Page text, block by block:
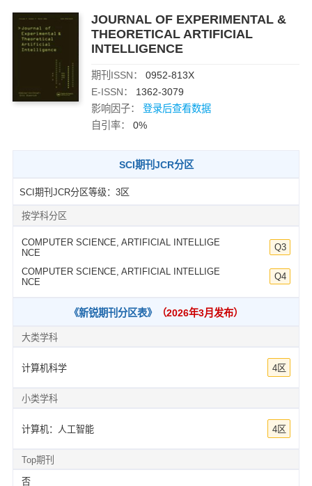
JOURNAL OF EXPERIMENTAL &
THEORETICAL ARTIFICIAL
INTELLIGENCE
期刊ISSN：
0952-813X
E-ISSN：
1362-3079
影响因子：
登录后查看数据
自引率：
0%
SCI期刊JCR分区
SCI期刊JCR分区等级：3区
按学科分区
COMPUTER SCIENCE, ARTIFICIAL INTELLIGE
NCE
Q3
COMPUTER SCIENCE, ARTIFICIAL INTELLIGE
NCE
Q4
《新锐期刊分区表》 （2026年3月发布）
大类学科
计算机科学 4区
小类学科
计算机：人工智能 4区
Top期刊
否